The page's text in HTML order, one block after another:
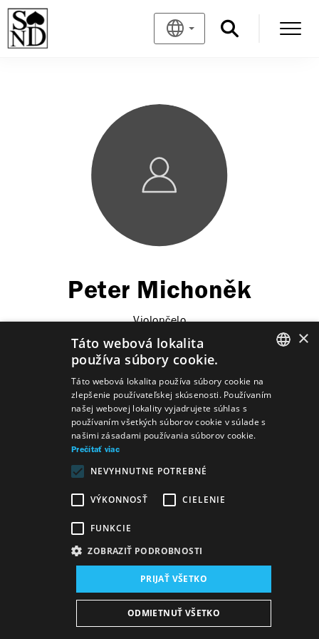
Peter Michoněk
Violončelo
Mapa stránok VOP
Vyhlásenie o prístupnosti
Osobné údaje Wezeo
×
Táto webová lokalita
používa súbory cookie.
Táto webová lokalita používa súbory cookie na
zlepšenie používateľskej skúsenosti. Používaním
našej webovej lokality vyjadrujete súhlas s
používaním všetkých súborov cookie v súlade s
našimi zásadami používania súborov cookie.
Prečítať viac
NEVYHNUTNE POTREBNÉ
VÝKONNOSŤ CIELENIE
FUNKCIE
ZOBRAZIŤ PODROBNOSTI
PRIJAŤ VŠETKO
ODMIETNUŤ VŠETKO